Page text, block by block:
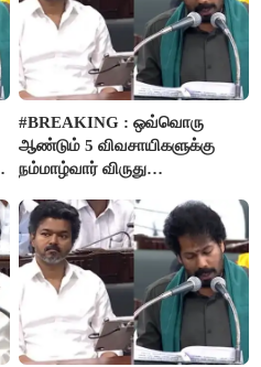
#BREAKING : ஒவ்வொரு
ஆண்டும் 5 விவசாயிகளுக்கு
நம்மாழ்வார் விருது